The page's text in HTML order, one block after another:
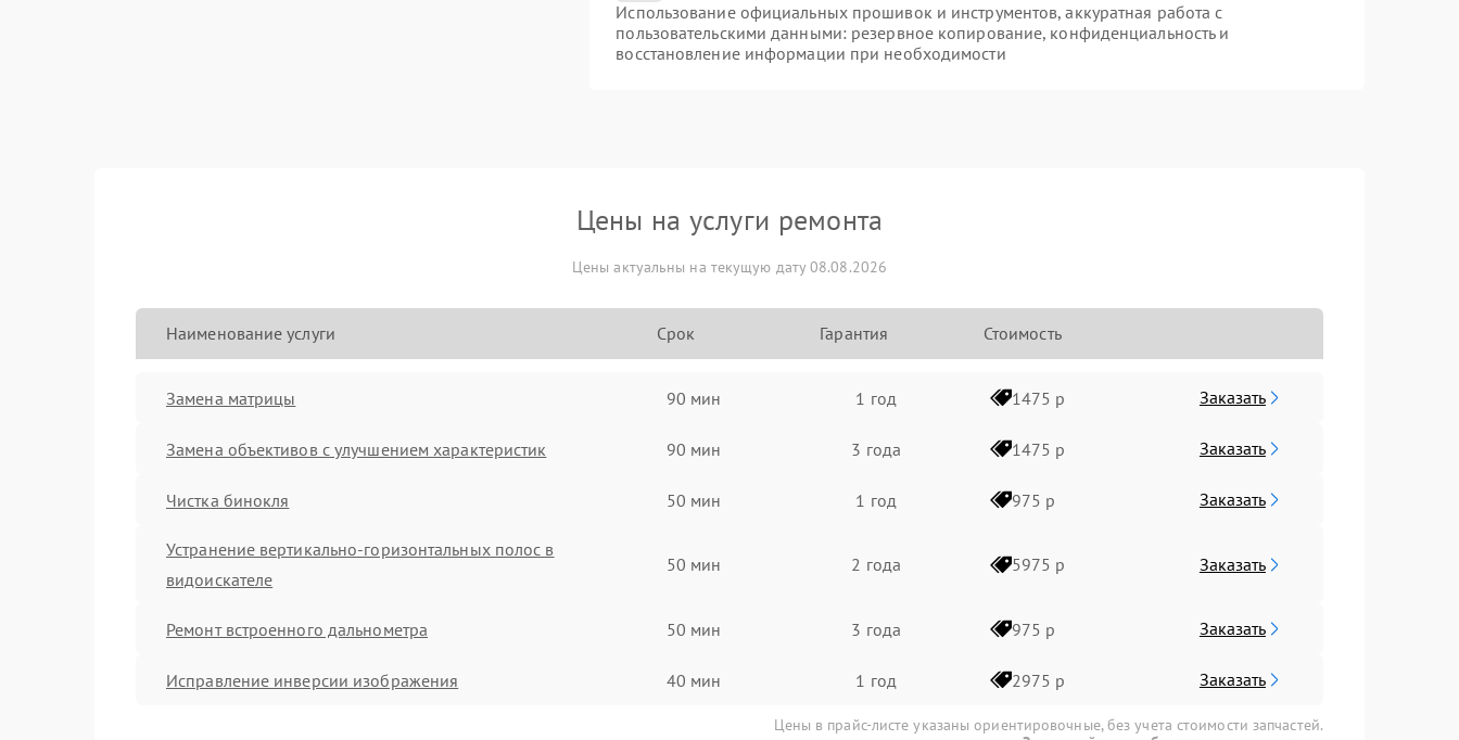
Использование официальных прошивок и инструментов, аккуратная работа с
пользовательскими данными: резервное копирование, конфиденциальность и
восстановление информации при необходимости
Цены на услуги ремонта
Цены актуальны на текущую дату 08.08.2026
Наименование услуги Срок Гарантия Стоимость
Замена матрицы 90 мин 1 год 1475 р Заказать
Замена объективов с улучшением характеристик 90 мин 3 года 1475 р Заказать
Чистка бинокля 50 мин 1 год 975 р Заказать
Устранение вертикально-горизонтальных полос в
видоискателе
50 мин 2 года 5975 р Заказать
Ремонт встроенного дальнометра 50 мин 3 года 975 р Заказать
Исправление инверсии изображения 40 мин 1 год 2975 р Заказать
Цены в прайс-листе указаны ориентировочные, без учета стоимости запчастей.